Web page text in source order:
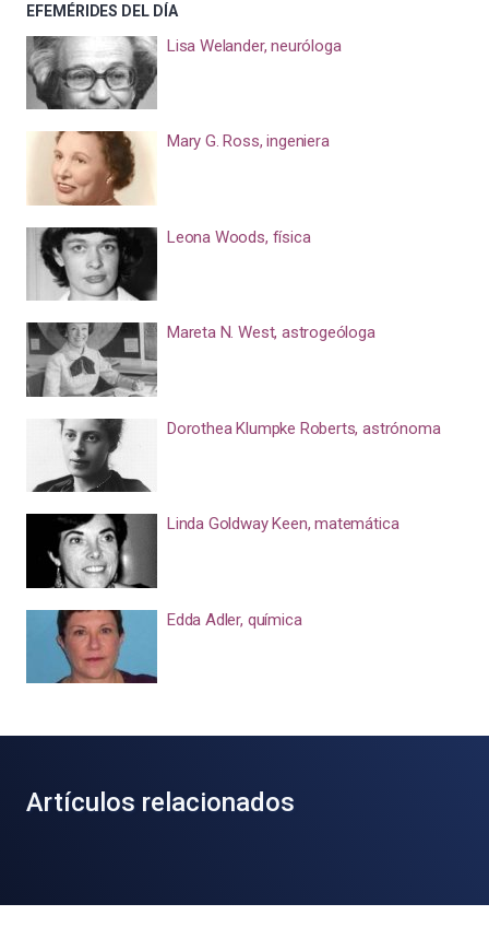
EFEMÉRIDES DEL DÍA
Lisa Welander, neuróloga
Mary G. Ross, ingeniera
Leona Woods, física
Mareta N. West, astrogeóloga
Dorothea Klumpke Roberts, astrónoma
Linda Goldway Keen, matemática
Edda Adler, química
Artículos relacionados